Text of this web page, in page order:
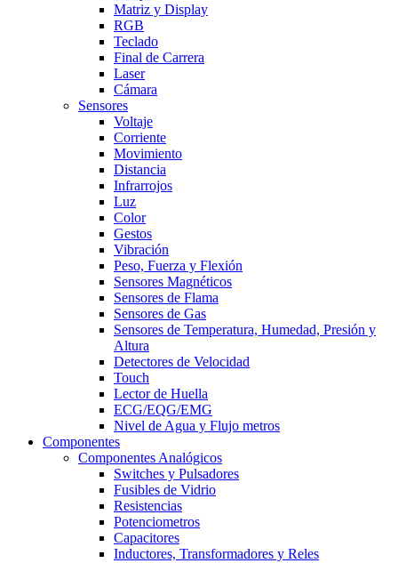
Matriz y Display
RGB
Teclado
Final de Carrera
Laser
Cámara
Sensores
Voltaje
Corriente
Movimiento
Distancia
Infrarrojos
Luz
Color
Gestos
Vibración
Peso, Fuerza y Flexión
Sensores Magnéticos
Sensores de Flama
Sensores de Gas
Sensores de Temperatura, Humedad, Presión y
Altura
Detectores de Velocidad
Touch
Lector de Huella
ECG/EQG/EMG
Nivel de Agua y Flujo metros
Componentes
Componentes Analógicos
Switches y Pulsadores
Fusibles de Vidrio
Resistencias
Potenciometros
Capacitores
Inductores, Transformadores y Reles